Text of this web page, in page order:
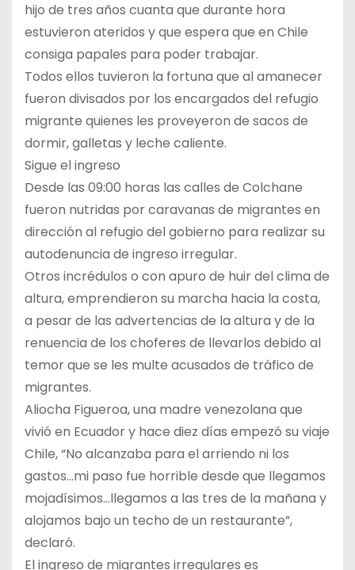
hijo de tres años cuanta que durante hora
estuvieron ateridos y que espera que en Chile
consiga papales para poder trabajar.
Todos ellos tuvieron la fortuna que al amanecer
fueron divisados por los encargados del refugio
migrante quienes les proveyeron de sacos de
dormir, galletas y leche caliente.
Sigue el ingreso
Desde las 09:00 horas las calles de Colchane
fueron nutridas por caravanas de migrantes en
dirección al refugio del gobierno para realizar su
autodenuncia de ingreso irregular.
Otros incrédulos o con apuro de huir del clima de
altura, emprendieron su marcha hacia la costa,
a pesar de las advertencias de la altura y de la
renuencia de los choferes de llevarlos debido al
temor que se les multe acusados de tráfico de
migrantes.
Aliocha Figueroa, una madre venezolana que
vivió en Ecuador y hace diez días empezó su viaje
Chile, “No alcanzaba para el arriendo ni los
gastos…mi paso fue horrible desde que llegamos
mojadísimos…llegamos a las tres de la mañana y
alojamos bajo un techo de un restaurante”,
declaró.
El ingreso de migrantes irregulares es